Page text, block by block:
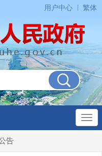
用户中心 繁体
告